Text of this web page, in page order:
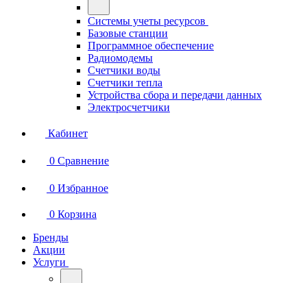
Системы учеты ресурсов
Базовые станции
Программное обеспечение
Радиомодемы
Счетчики воды
Счетчики тепла
Устройства сбора и передачи данных
Электросчетчики
Кабинет
0 Сравнение
0 Избранное
0 Корзина
Бренды
Акции
Услуги